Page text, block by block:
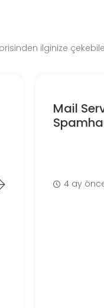
ilginize
Mail
4 ay